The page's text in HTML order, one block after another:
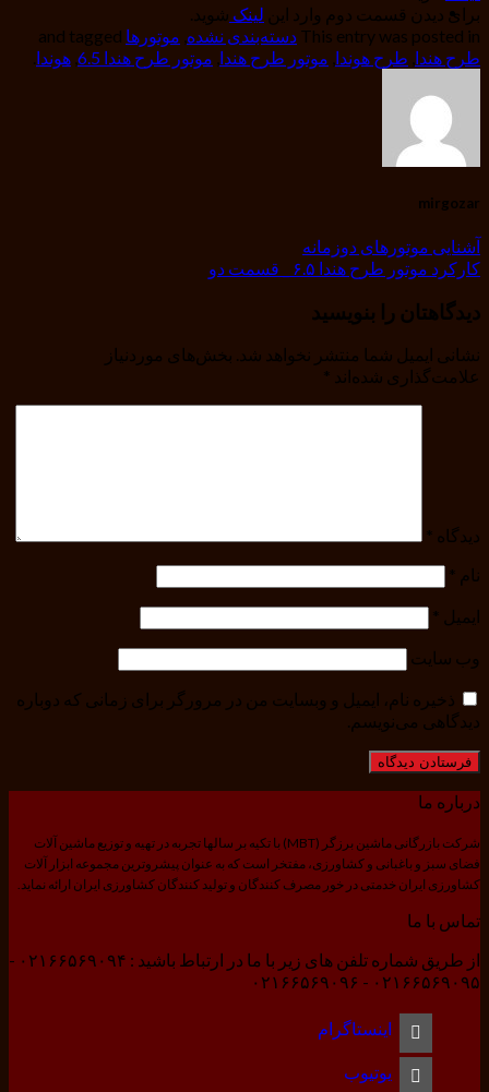
برای دیدن قسمت دوم وارد این لینک شوید.
This entry was posted in دسته‌بندی نشده موتورها
طرح هندا طرح هوندا موتور طرح هندا موتور طرح هندا 6.5 هوندا
mirgozar
آشنایی موتورهای دوزمانه
کارکرد موتور طرح هندا ۶.۵ _ قسمت دو
دیدگاهتان را بنویسید
نشانی ایمیل شما منتشر نخواهد شد. بخش‌های موردنیاز
علامت‌گذاری شده‌اند *
دیدگاه *
نام *
ایمیل
*
وب‌ سایت
ذخیره نام، ایمیل و وبسایت من در مرورگر برای زمانی که دوباره
دیدگاهی می‌نویسم.
درباره ما
شرکت بازرگانی ماشین برزگر (MBT) با تکیه بر سالها تجربه در تهیه و توزیع ماشین آلات
فضای سبز و باغبانی و کشاورزی، مفتخر است که به عنوان پیشروترین مجموعه ابزار آلات
کشاورزی ایران خدمتی در خور مصرف کنندگان و تولید کنندگان کشاورزی ایران ارائه نماید.
تماس با ما
از طریق شماره تلفن های زیر با ما در ارتباط باشید : ۰۲۱۶۶۵۶۹۰۹۴ -
۰۲۱۶۶۵۶۹۰۹۵ - ۰۲۱۶۶۵۶۹۰۹۶
اینستاگرام
یوتیوب